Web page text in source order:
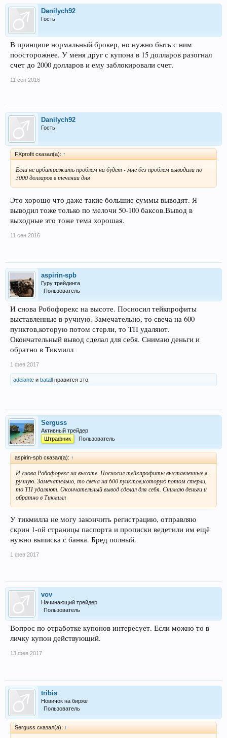
Danilych92
Гость
В принципе нормальный брокер, но нужно быть с ним
поосторожнее. У меня друг с купона в 15 долларов разогнал
счет до 2000 долларов и ему заблокировали счет.
11 сен 2016
Danilych92
Гость
FXprofit сказал(а): ↑
Если не арбитражить проблем на будет - мне без проблем выводили по
5000 долларов в течении дня
Это хорошо что даже такие большие суммы выводят. Я
выводил тоже только по мелочи 50-100 баксов.Вывод в
выходные это тоже тема хорошая.
11 сен 2016
aspirin-spb
Гуру трейдинга
Пользователь
И снова Робофорекс на высоте. Посносил тейкпрофиты
выставленные в ручную. Замечательно, то свеча на 600
пунктов,которую потом стерли, то ТП удаляют.
Окончательный вывод сделал для себя. Снимаю деньги и
обратно в Тикмилл
1 фев 2017
adelante и batall нравится это.
Serguss
Активный трейдер
Штрафник
Пользователь
aspirin-spb сказал(а): ↑
И снова Робофорекс на высоте. Посносил тейкпрофиты выставленные в
ручную. Замечательно, то свеча на 600 пунктов,которую потом стерли,
то ТП удаляют. Окончательный вывод сделал для себя. Снимаю деньги и
обратно в Тикмилл
У тикмилла не могу закончить регистрацию, отправляю
скрин 1-ой страницы паспорта и прописки ведетили им ещё
нужно выписка с банка. Бред полный.
1 фев 2017
vov
Начинающий трейдер
Пользователь
Вопрос по отработке купонов интересует. Если можно то в
личку купон действующий.
13 фев 2017
tribis
Новичок на бирже
Пользователь
Serguss сказал(а): ↑